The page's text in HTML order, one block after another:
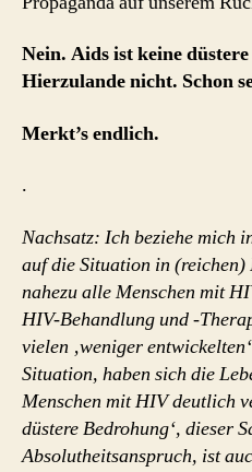
Nein. Aids ist keine
Hierzulande nicht. Schon
Merkt’s endlich.
.
Nachsatz: Ich beziehe mich
auf die Situation in
nahezu alle Menschen mit
HIV-Behandlung und -
vielen ‚weniger
Situation, haben sich die
Menschen mit HIV deutlich
düstere Bedrohung‘, dieser
Absolutheitsanspruch, ist